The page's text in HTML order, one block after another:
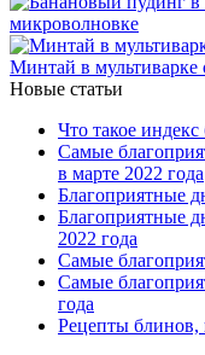
микроволновке
Минтай в мультиварке
Новые статьи
Что такое индекс
Самые
в марте 2022 года
Благоприятные
Благоприятные
2022 года
Самые
Самые
года
Рецепты блинов,